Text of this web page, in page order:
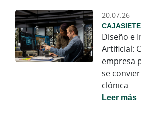
20.07.26
Diseño e
Artificial:
empresa
se
clónica
Leer más